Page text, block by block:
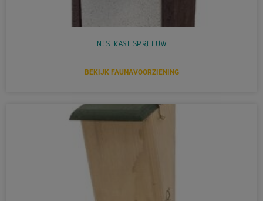
NESTKAST SPREEUW
BEKIJK FAUNAVOORZIENING